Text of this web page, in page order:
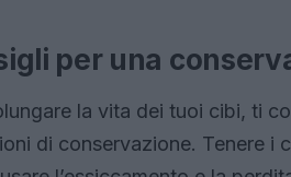
per una
la vita dei tuoi cibi, ti
di conservazione. Tenere i